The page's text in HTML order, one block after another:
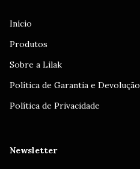
Início
Produtos
Sobre a Lilak
Política de Garantia e Devolução
Política de Privacidade
Newsletter